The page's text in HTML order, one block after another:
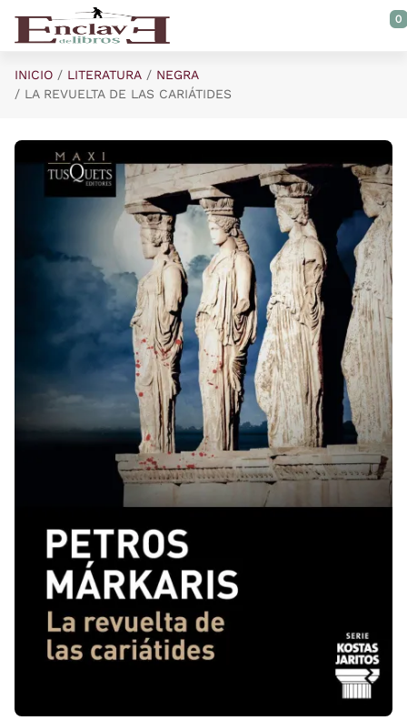
Saltar al contenido principal
0
INICIO LITERATURA
NEGRA
LA REVUELTA DE LAS CARIÁTIDES